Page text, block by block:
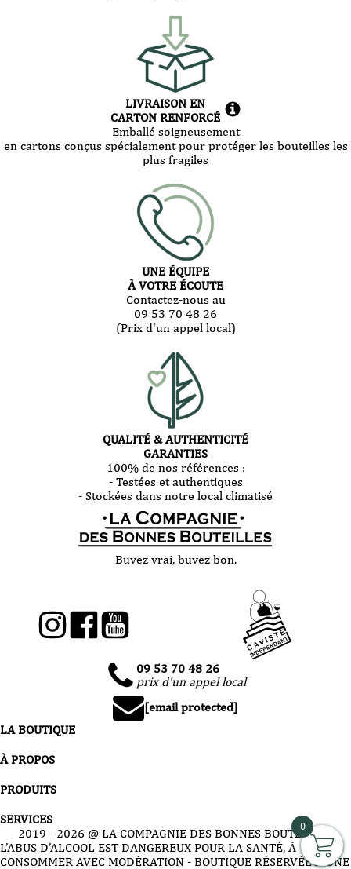
LIVRAISON EN
CARTON RENFORCÉ
Emballé soigneusement
en cartons conçus spécialement pour protéger les bouteilles les
plus fragiles
UNE ÉQUIPE
À VOTRE ÉCOUTE
Contactez-nous au
09 53 70 48 26
(Prix d'un appel local)
QUALITÉ & AUTHENTICITÉ
GARANTIES
100% de nos références :
- Testées et authentiques
- Stockées dans notre local climatisé
Buvez vrai, buvez bon.
09 53 70 48 26
prix d'un appel local
[email protected]
LA BOUTIQUE
À PROPOS
PRODUITS
SERVICES
2019 - 2026 @ LA COMPAGNIE DES BONNES BOUTEILLES
L’ABUS D’ALCOOL EST DANGEREUX POUR LA SANTÉ, À
CONSOMMER AVEC MODÉRATION - BOUTIQUE RÉSERVÉE À UNE
0